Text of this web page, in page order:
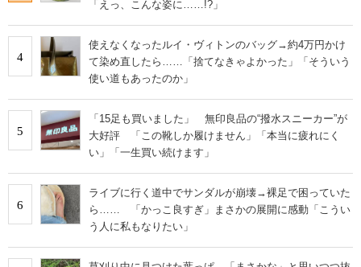
「えっ、こんな姿に……!?」
4
使えなくなったルイ・ヴィトンのバッグ→約4万円かけ
て染め直したら……「捨てなきゃよかった」「そういう
使い道もあったのか」
5
「15足も買いました」 無印良品の“撥水スニーカー”が
大好評 「この靴しか履けません」「本当に疲れにく
い」「一生買い続けます」
6
ライブに行く道中でサンダルが崩壊→裸足で困っていた
ら…… 「かっこ良すぎ」まさかの展開に感動「こうい
う人に私もなりたい」